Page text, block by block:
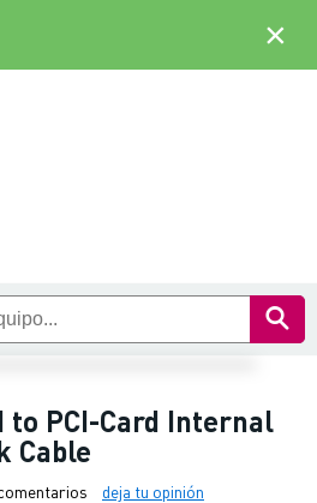
to PCI-Card Internal
Cable
deja tu opinión
×